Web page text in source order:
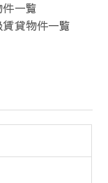
一覧
貸物件一覧